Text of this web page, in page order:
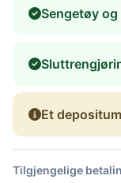
Sengetøy
Et
Tilgjengelige